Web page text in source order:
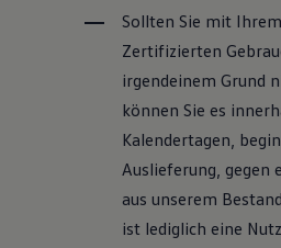
Pannen- und Unfallhilfe
Volkswagen
Sollten Sie mit Ihrem
Zertifizierten
irgendeinem Grund
können Sie es
Kalendertagen,
Auslieferung, gegen
aus unserem
ist lediglich eine